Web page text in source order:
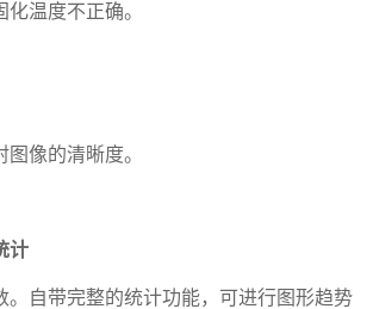
温度不正确。
像的清晰度。
计
。自带完整的统计功能，可进行图形趋势